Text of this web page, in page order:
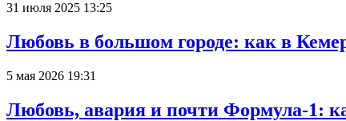
31 июля 2025 13:25
Любовь в большом городе: как в
5 мая 2026 19:31
Любовь, авария и почти Формула-1: